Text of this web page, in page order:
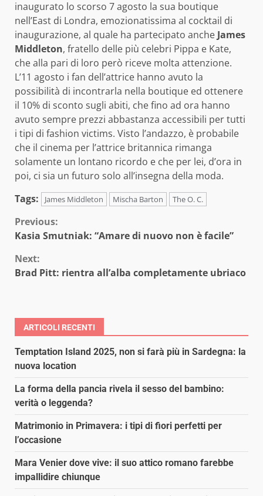
inaugurato lo scorso 7 agosto la sua boutique
nell’East di Londra, emozionatissima al cocktail di
inaugurazione, al quale ha partecipato anche James
Middleton, fratello delle più celebri Pippa e Kate,
che alla pari di loro però riceve molta attenzione.
L’11 agosto i fan dell’attrice hanno avuto la
possibilità di incontrarla nella boutique ed ottenere
il 10% di sconto sugli abiti, che fino ad ora hanno
avuto sempre prezzi abbastanza accessibili per tutti
i tipi di fashion victims. Visto l’andazzo, è probabile
che il cinema per l’attrice britannica rimanga
solamente un lontano ricordo e che per lei, d’ora in
poi, ci sia un futuro solo all’insegna della moda.
Tags:
James Middleton Mischa Barton The O. C.
Continue
Previous:
Kasia Smutniak: “Amare di nuovo non è facile”
Next:
Brad Pitt: rientra all’alba completamente ubriaco
ARTICOLI RECENTI
Temptation Island 2025, non si farà più in Sardegna: la
nuova location
La forma della pancia rivela il sesso del bambino:
verità o leggenda?
Matrimonio in Primavera: i tipi di fiori perfetti per
l’occasione
Mara Venier dove vive: il suo attico romano farebbe
impallidire chiunque